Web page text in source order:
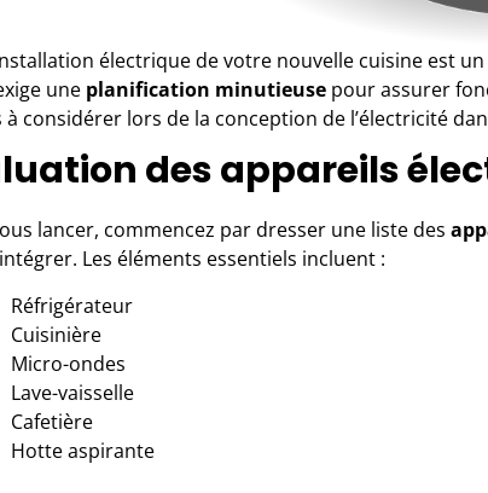
électrique de votre nouvelle cuisine est
une planification minutieuse pour assurer
à considérer lors de la conception de l’électricité
des appareils
lancer, commencez par dresser une liste des
Les éléments essentiels incluent :
Réfrigérateur
Cuisinière
Micro-ondes
Lave-vaisselle
Cafetière
Hotte aspirante